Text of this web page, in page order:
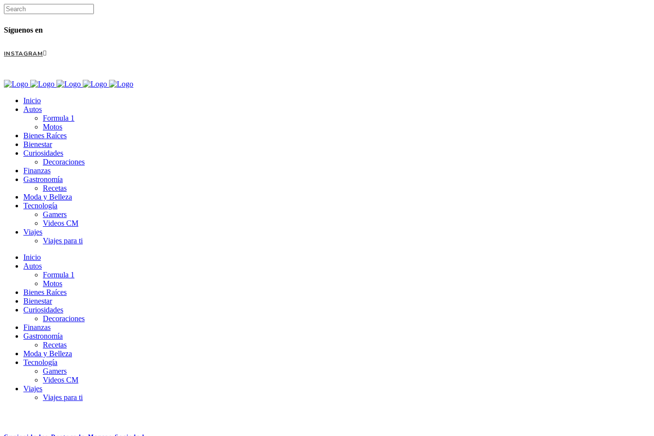
Síguenos en
INSTAGRAM
Inicio
Autos
Formula 1
Motos
Bienes Raíces
Bienestar
Curiosidades
Decoraciones
Finanzas
Gastronomía
Recetas
Moda y Belleza
Tecnología
Gamers
Videos CM
Viajes
Viajes para ti
Inicio
Autos
Formula 1
Motos
Bienes Raíces
Bienestar
Curiosidades
Decoraciones
Finanzas
Gastronomía
Recetas
Moda y Belleza
Tecnología
Gamers
Videos CM
Viajes
Viajes para ti